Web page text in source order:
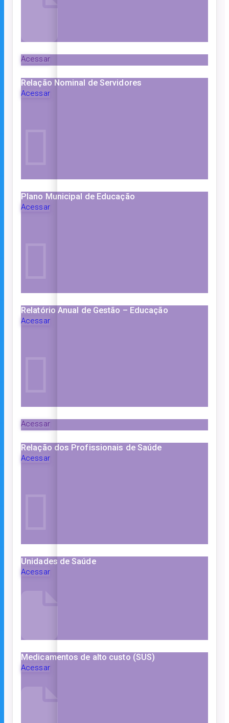
Acessar
Relação Nominal de Servidores
Acessar
Plano Municipal de Educação
Acessar
Relatório Anual de Gestão – Educação
Acessar
Acessar
Relação dos Profissionais de Saúde
Acessar
Unidades de Saúde
Acessar
Medicamentos de alto custo (SUS)
Acessar